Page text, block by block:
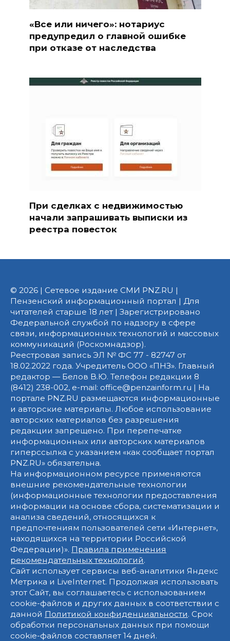
«Все или ничего»: нотариус
предупредил о главной ошибке
при отказе от наследства
При сделках с недвижимостью
начали запрашивать выписки из
реестра повесток
© 2026 | Сетевое издание СМИ PNZ.RU |
Пензенский информационный портал | Для
читателей старше 18 лет | Зарегистрировано
Федеральной службой по надзору в сфере
связи, информационных технологий и массовых
коммуникаций (Роскомнадзор).
Реестровая запись ЭЛ № ФС 77 - 82747 от
18.02.2022 года. Учредитель ООО «ПНЗ». Главный
редактор — Белов В.Ю. Телефон редакции 8
(8412) 238-002, e-mail: office@penzainform.ru | На
портале PNZ.RU размещаются информационные
и авторские материалы. Любое использование
авторских материалов без разрешения
редакции запрещено. При перепечатке
информационных или авторских материалов
гиперссылка с указанием «как сообщает портал
PNZ.RU» обязательна.
На информационном ресурсе применяются
внешние рекомендательные технологии
(информационные технологии предоставления
информации на основе сбора, систематизации и
анализа сведений, относящихся к
предпочтениям пользователей сети «Интернет»,
находящихся на территории Российской
Федерации)». Правила применения
рекомендательных технологий.
Сайт использует сервисы веб-аналитики Яндекс
Метрика и LiveInternet. Продолжая использовать
этот Сайт, вы соглашаетесь с использованием
cookie-файлов и других данных в соответствии с
данной Политикой конфиденциальности. Срок
обработки персональных данных при помощи
cookie-файлов составляет 14 дней.